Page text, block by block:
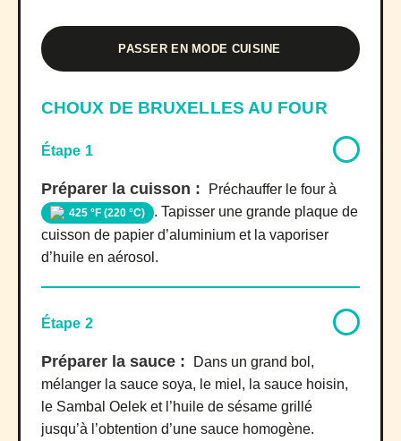
PASSER EN MODE CUISINE
CHOUX DE BRUXELLES AU FOUR
Étape 1
Préparer la cuisson : Préchauffer le four à
425 °F (220 °C)
. Tapisser une grande plaque de
cuisson de papier d’aluminium et la vaporiser
d’huile en aérosol.
Étape 2
Préparer la sauce :
Dans un grand bol,
mélanger la sauce soya, le miel, la sauce hoisin,
le Sambal Oelek et l’huile de sésame grillé
jusqu’à l’obtention d’une sauce homogène.